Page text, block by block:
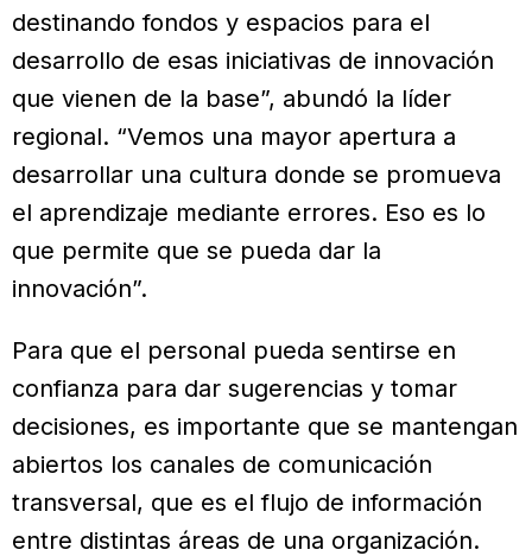
destinando fondos y espacios para el
desarrollo de esas iniciativas de innovación
que vienen de la base”, abundó la líder
regional. “Vemos una mayor apertura a
desarrollar una cultura donde se promueva
el aprendizaje mediante errores. Eso es lo
que permite que se pueda dar la
innovación”.
Para que el personal pueda sentirse en
confianza para dar sugerencias y tomar
decisiones, es importante que se mantengan
abiertos los canales de comunicación
transversal, que es el flujo de información
entre distintas áreas de una organización.